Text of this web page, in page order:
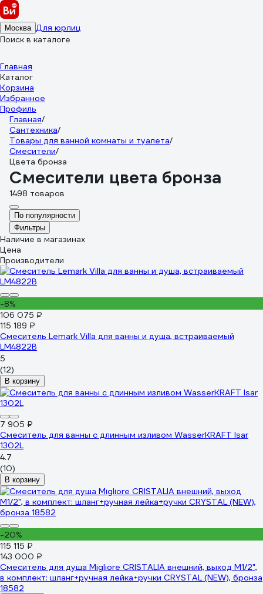
Москва Для юрлиц
Поиск в каталоге
Главная
Каталог
Корзина
Избранное
Профиль
Главная/
Сантехника/
Товары для ванной комнаты и туалета/
Смесители/
Цвета бронза
Смесители цвета бронза
1498 товаров
По популярности
Фильтры
Наличие в магазинах
Цена
Производители
-8%
106 075 ₽
115 189 ₽
Смеситель Lemark Villa для ванны и душа, встраиваемый
LM4822B
5
(12)
В корзину
7 905 ₽
Смеситель для ванны с длинным изливом WasserKRAFT Isar
1302L
4.7
(10)
В корзину
-20%
115 115 ₽
143 000 ₽
Смеситель для душа Migliore CRISTALIA внешний, выход М1/2",
в комплект: шланг+ручная лейка+ручки CRYSTAL (NEW), бронза
18582